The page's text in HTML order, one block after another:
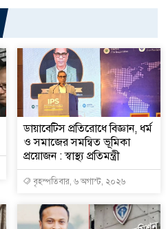
ডায়াবেটিস প্রতিরোধে বিজ্ঞান, ধর্ম
ও সমাজের সমন্বিত ভূমিকা
প্রয়োজন : স্বাস্থ্য প্রতিমন্ত্রী
বৃহস্পতিবার, ৬ অগাস্ট, ২০২৬